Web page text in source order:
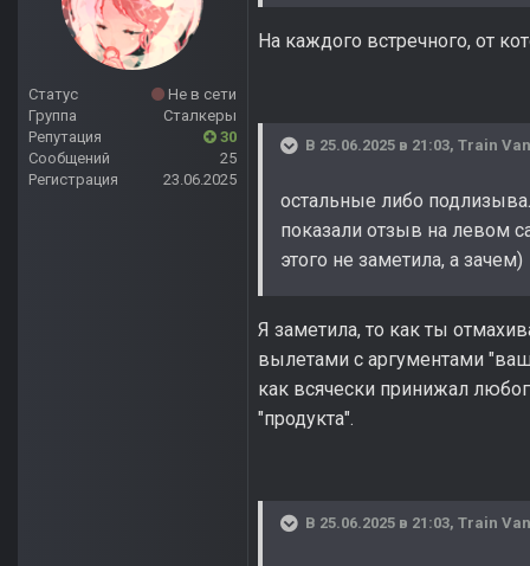
Статус
Не в сети
Группа
Сталкеры
Репутация
30
Сообщений
25
Регистрация
23.06.2025
На каждого встречного, от
В 25.06.2025 в 21:03, Train
остальные либо
показали отзыв на левом
этого не заметила, а зачем)
Я заметила, то как ты
вылетами с аргументами
как всячески принижал
"продукта".
В 25.06.2025 в 21:03, Train